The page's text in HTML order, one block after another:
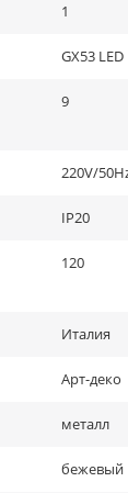
1
GX53 LED
9
220V/
IP20
120
Италия
Арт-деко
металл
бежевый